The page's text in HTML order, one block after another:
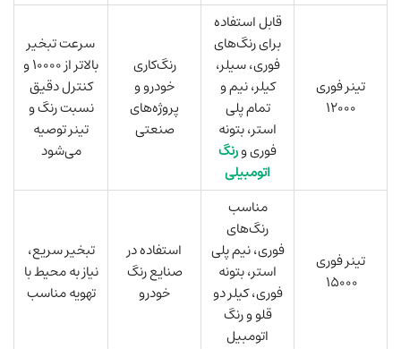
تینر فوری
۱۲۰۰۰
قابل استفاده
برای رنگ‌های
فوری، سیلر،
کیلر، نیم و
تمام پلی
استر، بتونه
فوری ورنگ
اتومبیلی
رنگ‌کاری
خودرو و
پروژه‌های
صنعتی
سرعت تبخیر
بالاتر از ۱۰۰۰۰ و
کنترل دقیق
نسبت رنگ و
تینر توصیه
می‌شود
تینر فوری
۱۵۰۰۰
مناسب
رنگ‌های
فوری، نیم پلی
استر، بتونه
فوری، کیلر دو
قلو و رنگ
اتومبیل
استفاده در
صنایع رنگ
خودرو
تبخیر سریع،
نیاز به محیط با
تهویه مناسب